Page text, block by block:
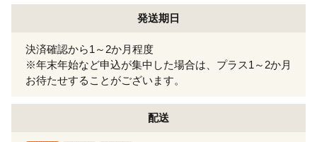
発送期日
決済確認から1～2か月程度
※年末年始など申込が集中した場合は、プラス1～2か月
お待たせすることがございます。
配送